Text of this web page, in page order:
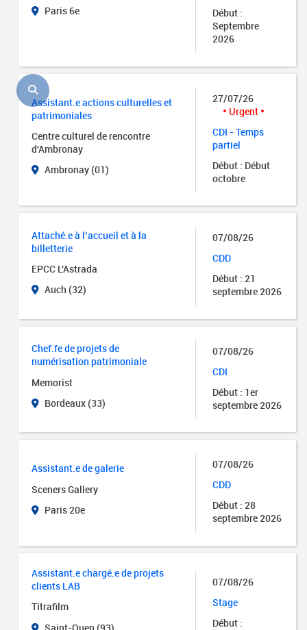
Paris 6e
Début :
Septembre
2026
Assistant.e actions culturelles et
patrimoniales
Centre culturel de rencontre
d'Ambronay
Ambronay (01)
27/07/26
Urgent
CDI - Temps
partiel
Début : Début
octobre
Attaché.e à l’accueil et à la
billetterie
EPCC L'Astrada
Auch (32)
07/08/26
CDD
Début : 21
septembre 2026
Chef.fe de projets de
numérisation patrimoniale
Memorist
Bordeaux (33)
07/08/26
CDI
Début : 1er
septembre 2026
Assistant.e de galerie
Sceners Gallery
Paris 20e
07/08/26
CDD
Début : 28
septembre 2026
Assistant.e chargé.e de projets
clients LAB
Titrafilm
Saint-Ouen (93)
07/08/26
Stage
Début :